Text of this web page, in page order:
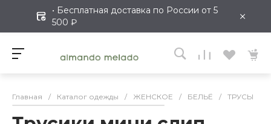
• Бесплатная доставка по России от 5
500 ₽
×
Главная / Каталог одежды / ЖЕНСКОЕ / БЕЛЬЁ / ТРУСЫ